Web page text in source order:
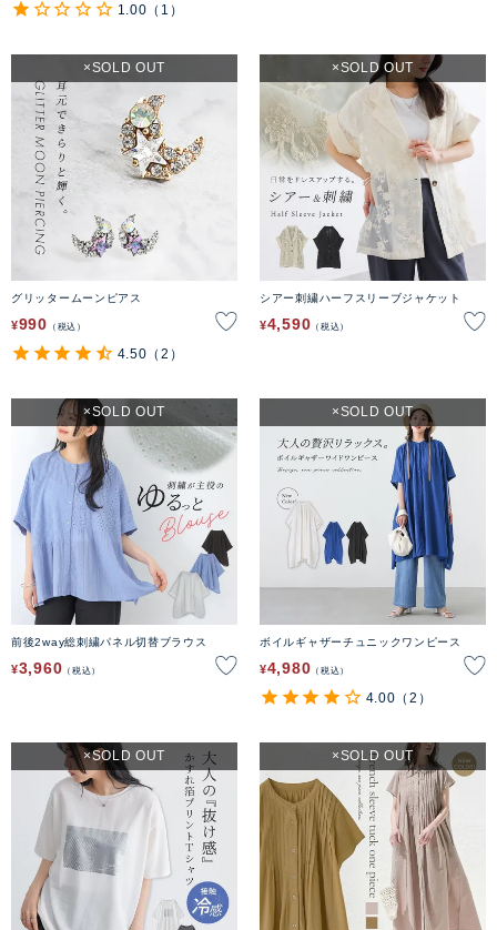
1.00 （1）
グリッタームーンピアス
¥990 税込
SOLD OUT
4.50 （2）
シアー刺繍ハーフスリーブジャケット
¥4,590 税込
SOLD OUT
前後2way総刺繍パネル切替ブラウス
¥3,960 税込
SOLD OUT
ボイルギャザーチュニックワンピース
¥4,980 税込
SOLD OUT
4.00 （2）
SOLD OUT SOLD OUT